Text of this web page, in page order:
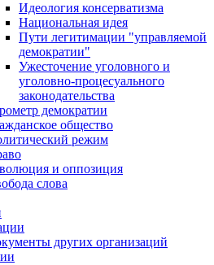
Идеология консерватизма
Национальная идея
Пути легитимации "управляемой
демократии"
Ужесточение уголовного и
уголовно-процесуального
законодательства
демократии
общество
режим
и оппозиция
слова
других организаций